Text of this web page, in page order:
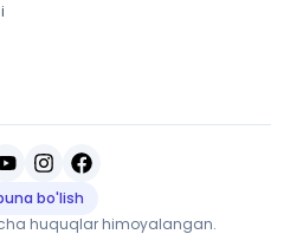
bo'lish
huquqlar himoyalangan.